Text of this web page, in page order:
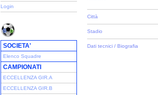
Login
SOCIETA'
Elenco Squadre
CAMPIONATI
ECCELLENZA GIR.A
ECCELLENZA GIR.B
Città
Stadio
Dati tecnici / Biografia